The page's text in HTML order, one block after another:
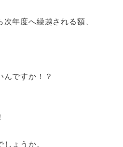
年度へ繰越される額、
ですか！？
ょうか。